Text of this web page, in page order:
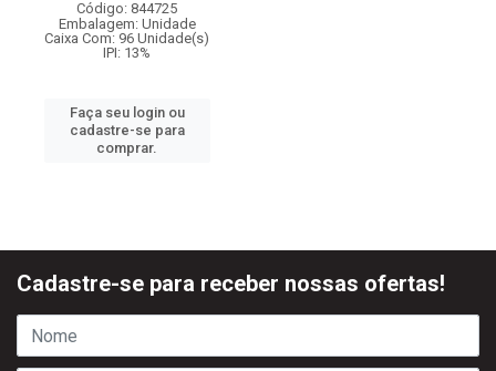
Código: 844725
Embalagem: Unidade
Caixa Com: 96 Unidade(s)
IPI: 13%
Faça seu login ou
cadastre-se para
comprar.
Cadastre-se para receber nossas ofertas!